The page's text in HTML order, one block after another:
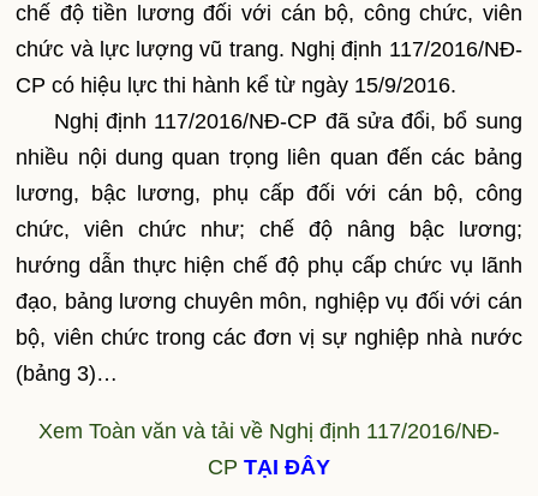
chế độ tiền lương đối với cán bộ, công chức, viên
chức và lực lượng vũ trang. Nghị định 117/2016/NĐ-
CP có hiệu lực thi hành kể từ ngày 15/9/2016.
Nghị định 117/2016/NĐ-CP đã sửa đổi, bổ sung
nhiều nội dung quan trọng liên quan đến các bảng
lương, bậc lương, phụ cấp đối với cán bộ, công
chức, viên chức như; chế độ nâng bậc lương;
hướng dẫn thực hiện chế độ phụ cấp chức vụ lãnh
đạo, bảng lương chuyên môn, nghiệp vụ đối với cán
bộ, viên chức trong các đơn vị sự nghiệp nhà nước
(bảng 3)…
Xem Toàn văn và tải về Nghị định 117/2016/NĐ-
CP TẠI ĐÂY